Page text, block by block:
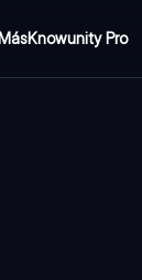
Knowunity Pro